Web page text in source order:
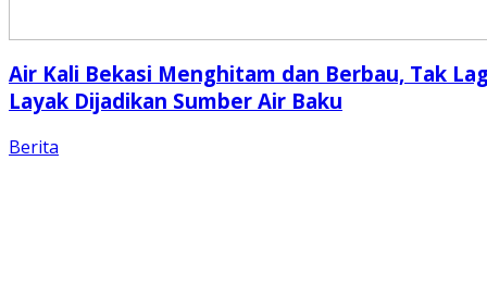
Air Kali Bekasi Menghitam dan Berbau, Tak
Layak Dijadikan Sumber Air Baku
Berita